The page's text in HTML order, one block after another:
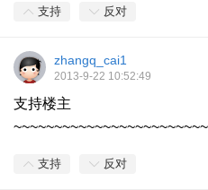
支持 反对
zhangq_cai1
2013-9-22 10:52:49
支持楼主
支持 反对